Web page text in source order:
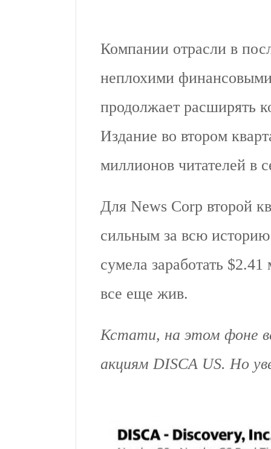
Компании отрасли в
неплохими
продолжает расширять
Издание во втором
миллионов читателей в
Для News Corp второй
сильным за всю
сумела заработать
все еще жив.
Кстати, на этом фоне
акциям DISCA US. Но